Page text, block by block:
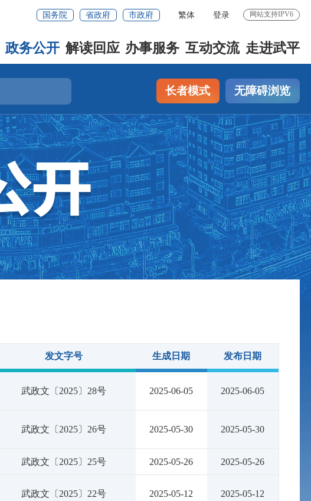
国务院 省政府 市政府 繁体 登录 网站支持IPV6
政务公开 解读回应 办事服务 互动交流 走进武平
长者模式 无障碍浏览
发文字号 生成日期 发布日期
武政文〔2025〕28号 2025-06-05 2025-06-05
武政文〔2025〕26号 2025-05-30 2025-05-30
武政文〔2025〕25号 2025-05-26 2025-05-26
武政文〔2025〕22号 2025-05-12 2025-05-12